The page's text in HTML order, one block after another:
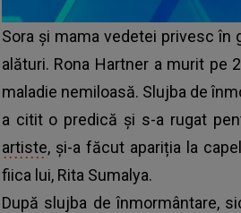
Sora și mama vedetei privesc în
alături. Rona Hartner a murit pe
maladie nemiloasă. Slujba de
a citit o predică și s-a rugat
artiste, și-a făcut apariția la
fiica lui, Rita Sumalya.
După slujba de înmormântare,